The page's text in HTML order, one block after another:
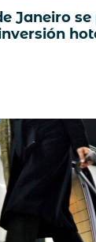
Janeiro